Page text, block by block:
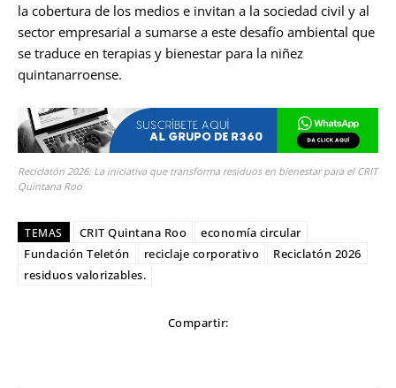
la cobertura de los medios e invitan a la sociedad civil y al
sector empresarial a sumarse a este desafío ambiental que
se traduce en terapias y bienestar para la niñez
quintanarroense.
Reciclatón 2026: La iniciativa que transforma residuos en bienestar para el CRIT
Quintana Roo
TEMAS CRIT Quintana Roo
economía circular
Fundación Teletón
reciclaje corporativo
Reciclatón 2026
residuos valorizables.
Compartir: